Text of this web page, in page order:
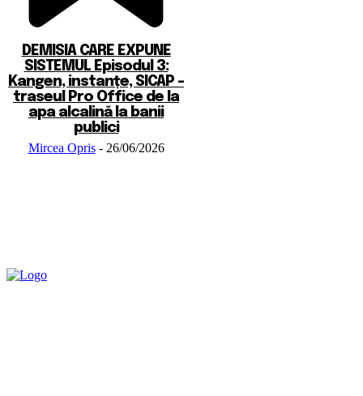
DEMISIA CARE EXPUNE
SISTEMUL Episodul 3:
Kangen, instanțe, SICAP –
traseul Pro Office de la
apa alcalină la banii
publici
Mircea Opris - 26/06/2026